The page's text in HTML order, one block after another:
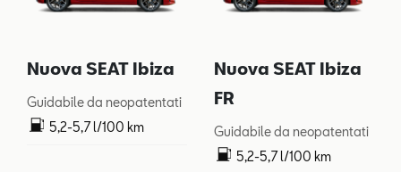
Nuova SEAT Ibiza
Guidabile da neopatentati
5,2-5,7 l/100 km
Nuova SEAT Ibiza
FR
Guidabile da neopatentati
5,2-5,7 l/100 km